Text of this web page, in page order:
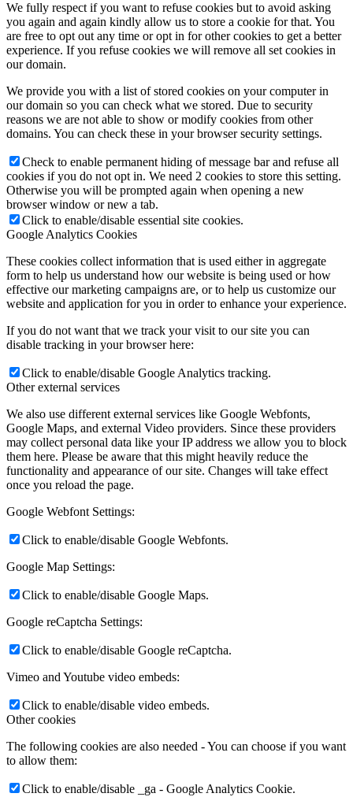
We fully respect if you want to refuse cookies but to avoid asking
you again and again kindly allow us to store a cookie for that. You
are free to opt out any time or opt in for other cookies to get a better
experience. If you refuse cookies we will remove all set cookies in
our domain.
We provide you with a list of stored cookies on your computer in
our domain so you can check what we stored. Due to security
reasons we are not able to show or modify cookies from other
domains. You can check these in your browser security settings.
Check to enable permanent hiding of message bar and refuse all
cookies if you do not opt in. We need 2 cookies to store this setting.
Otherwise you will be prompted again when opening a new
browser window or new a tab.
Click to enable/disable essential site cookies.
Google Analytics Cookies
These cookies collect information that is used either in aggregate
form to help us understand how our website is being used or how
effective our marketing campaigns are, or to help us customize our
website and application for you in order to enhance your experience.
If you do not want that we track your visit to our site you can
disable tracking in your browser here:
Click to enable/disable Google Analytics tracking.
Other external services
We also use different external services like Google Webfonts,
Google Maps, and external Video providers. Since these providers
may collect personal data like your IP address we allow you to block
them here. Please be aware that this might heavily reduce the
functionality and appearance of our site. Changes will take effect
once you reload the page.
Google Webfont Settings:
Click to enable/disable Google Webfonts.
Google Map Settings:
Click to enable/disable Google Maps.
Google reCaptcha Settings:
Click to enable/disable Google reCaptcha.
Vimeo and Youtube video embeds:
Click to enable/disable video embeds.
Other cookies
The following cookies are also needed - You can choose if you want
to allow them:
Click to enable/disable _ga - Google Analytics Cookie.